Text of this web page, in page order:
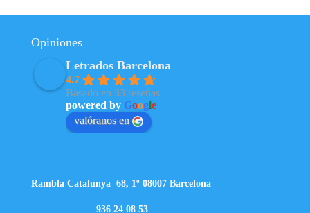
Opiniones
Letrados Barcelona
4.7
Basado en 33 reseñas.
powered by Google
valóranos en
Rambla Catalunya 68, 1º 08007 Barcelona
936 24 08 53